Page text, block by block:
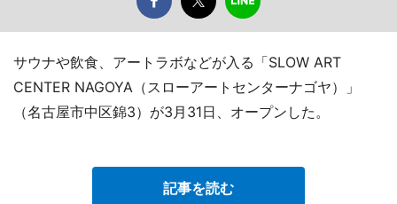
サウナや飲食、アートラボなどが入る「SLOW ART
CENTER NAGOYA（スローアートセンターナゴヤ）」
（名古屋市中区錦3）が3月31日、オープンした。
記事を読む